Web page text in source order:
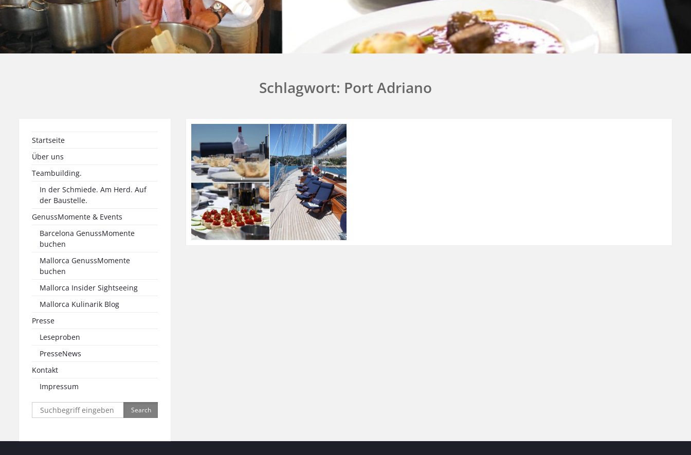
Schlagwort: Port Adriano
Startseite
Über uns
Teambuilding.
In der Schmiede. Am Herd. Auf
der Baustelle.
GenussMomente & Events
Barcelona GenussMomente
buchen
Mallorca GenussMomente
buchen
Mallorca Insider Sightseeing
Mallorca Kulinarik Blog
Presse
Leseproben
PresseNews
Kontakt
Impressum
Search
for: